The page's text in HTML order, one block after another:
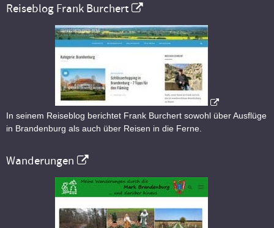
Reiseblog Frank Burchert
In seinem Reiseblog berichtet Frank Burchert sowohl über Ausflüge
in Brandenburg als auch über Reisen in die Ferne.
Wanderungen